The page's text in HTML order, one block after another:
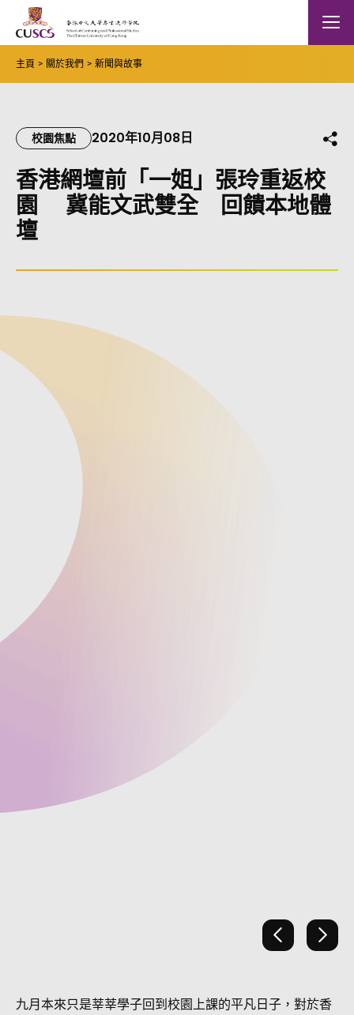
Skip to main content
The Chinese Univeristy of hong Kong Mobile
主頁 關於我們 新聞與故事
校園焦點 2020年10月08日 分
香港網壇前「一姐」張玲重返校
園 冀能文武雙全 回饋本地體
壇
上一張 下一
九月本來只是莘莘學子回到校園上課的平凡日子，對於香